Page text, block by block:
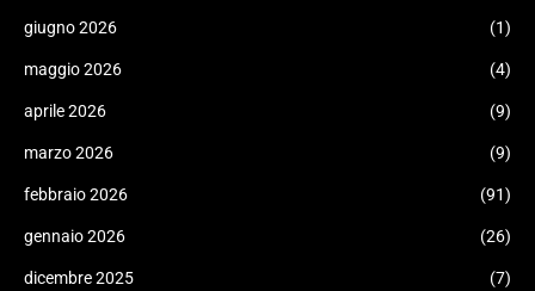
giugno 2026 (1)
maggio 2026 (4)
aprile 2026 (9)
marzo 2026 (9)
febbraio 2026 (91)
gennaio 2026 (26)
dicembre 2025 (7)